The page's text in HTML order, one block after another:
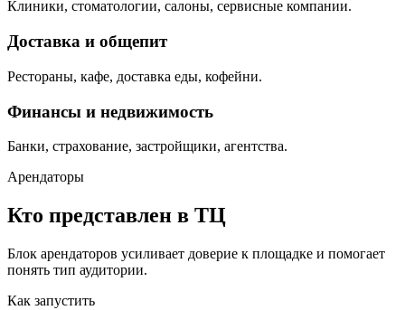
Клиники, стоматологии, салоны, сервисные компании.
Доставка и общепит
Рестораны, кафе, доставка еды, кофейни.
Финансы и недвижимость
Банки, страхование, застройщики, агентства.
Арендаторы
Кто представлен в ТЦ
Блок арендаторов усиливает доверие к площадке и помогает
понять тип аудитории.
Как запустить